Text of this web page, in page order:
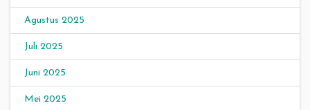
Agustus 2025
Juli 2025
Juni 2025
Mei 2025